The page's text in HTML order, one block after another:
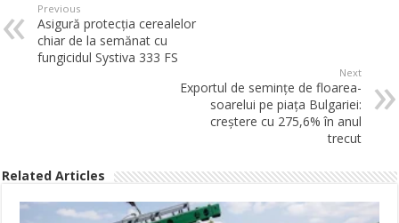
Previous
Asigură protecția cerealelor
chiar de la semănat cu
fungicidul Systiva 333 FS
Next
Exportul de semințe de floarea-
soarelui pe piața Bulgariei:
creștere cu 275,6% în anul
trecut
Related Articles